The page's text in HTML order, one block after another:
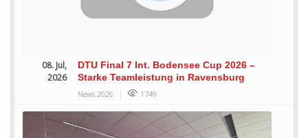
08. Jul,
2026
DTU Final 7 Int. Bodensee Cup 2026 –
Starke Teamleistung in Ravensburg
News 2026 1749